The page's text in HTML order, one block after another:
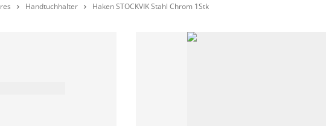
 Handtuchhalter  Haken STOCKVIK Stahl Chrom 1Stk